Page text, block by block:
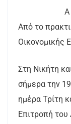
A Π Ο
Από το
Οικονομικής
Στη Νικήτη
σήμερα την
ημέρα Τρίτη
Επιτροπή του